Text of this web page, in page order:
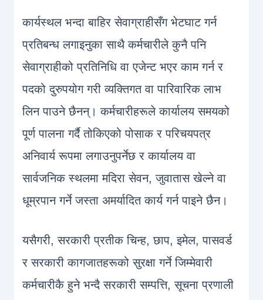
कार्यस्थल भन्दा बाहिर सेवाग्राहीसँग भेटघाट गर्न
प्रतिबन्ध लगाइनुका साथै कर्मचारीले कुनै पनि
सेवाग्राहीको प्रतिनिधि वा एजेन्ट भएर काम गर्न र
पदको दुरुपयोग गरी व्यक्तिगत वा पारिवारिक लाभ
लिन पाउने छैनन्। कर्मचारीहरूले कार्यालय समयको
पूर्ण पालना गर्दै तोकिएको पोसाक र परिचयपत्र
अनिवार्य रूपमा लगाउनुपर्नेछ र कार्यालय वा
सार्वजनिक स्थलमा मदिरा सेवन, जुवातास खेल्ने वा
धूम्रपान गर्ने जस्ता अमर्यादित कार्य गर्न पाइने छैन।
यसैगरी, सरकारी प्रतीक चिन्ह, छाप, इमेल, पासवर्ड
र सरकारी कागजातहरूको सुरक्षा गर्ने जिम्मेवारी
कर्मचारीकै हुने भन्दै सरकारी सम्पत्ति, सूचना प्रणाली